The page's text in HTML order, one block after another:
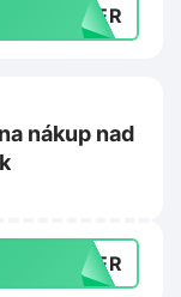
MMER
nákup nad
MMER